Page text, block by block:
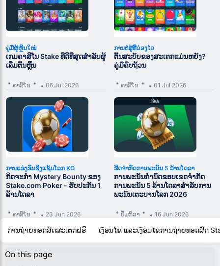
ຄູ່ມືຜູ້ຫຼິ້ນໃໝ່
ເກມຄາສິໂນ Stake ທີ່ດີທີ່ສຸດສຳລັບຜູ້
ເລີ່ມຕົ້ນຫຼິ້ນ
ຄາສິໂນ 06 Jul 2026
ການຕໍ່ສູ້ທີ່ວ່ອງໄວ
ຕົ້ນສະບັບຂອງສະເຕກແມ່ນຫຍັງ?
ຄູ່ມືຄົບຖ້ວນ
ຄາສິໂນ 01 Jul 2026
ການແຂ່ງຂັນຊິງແຊ້ມໂລກ KO
ກິດຈະກຳ Mystery Bounty ຂອງ
Stake.com Poker - ຮັບປະກັນ 1
ລ້ານໂດລາ
ຄາສິໂນ 23 Jun 2026
ຂີດຈຳກັດການພະນັນ 5 ລ້ານໂດລາ
ການພະນັນກຳນົດຂອບເຂດຈຳກັດ
ການພະນັນ 5 ລ້ານໂດລາສຳລັບການ
ພະນັນເຕະບານໂລກ 2026
ປຶ້ມກິລາ 16 Jun 2026
ການຖ່າຍທອດສົດສະເຕກຟຣີ ເງື່ອນໄຂ ແລະເງື່ອນໄຂການຖ່າຍທອດສົດ
On this page